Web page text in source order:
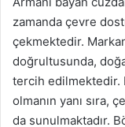
zamanda çevre
çekmektedir.
doğrultusunda,
tercih edilmektedir.
olmanın yanı sıra,
da sunulmaktadır.